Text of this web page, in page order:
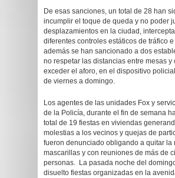
De esas sanciones, un total de 28 han
incumplir el toque de queda y no poder
desplazamientos en la ciudad,
diferentes controles estáticos de tráfico
además se han sancionado a dos
no respetar las distancias entre mesas y
exceder el aforo, en el dispositivo
de viernes a domingo.
Los agentes de las unidades Fox y
de la Policía, durante el fin de semana
total de 19 fiestas en viviendas
molestias a los vecinos y quejas de
fueron denunciado obligando a quitar la
mascarillas y con reuniones de más de
personas. La pasada noche del
disuelto fiestas organizadas en la